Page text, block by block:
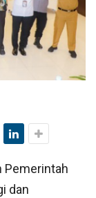
Pemerintah
dan